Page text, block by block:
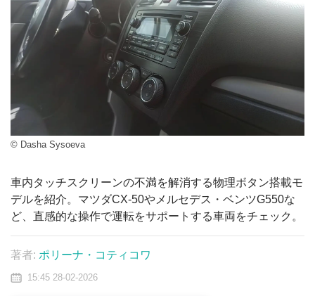
© Dasha Sysoeva
車内タッチスクリーンの不満を解消する物理ボタン搭載モ
デルを紹介。マツダCX-50やメルセデス・ベンツG550な
ど、直感的な操作で運転をサポートする車両をチェック。
著者: ポリーナ・コティコワ
15:45 28-02-2026